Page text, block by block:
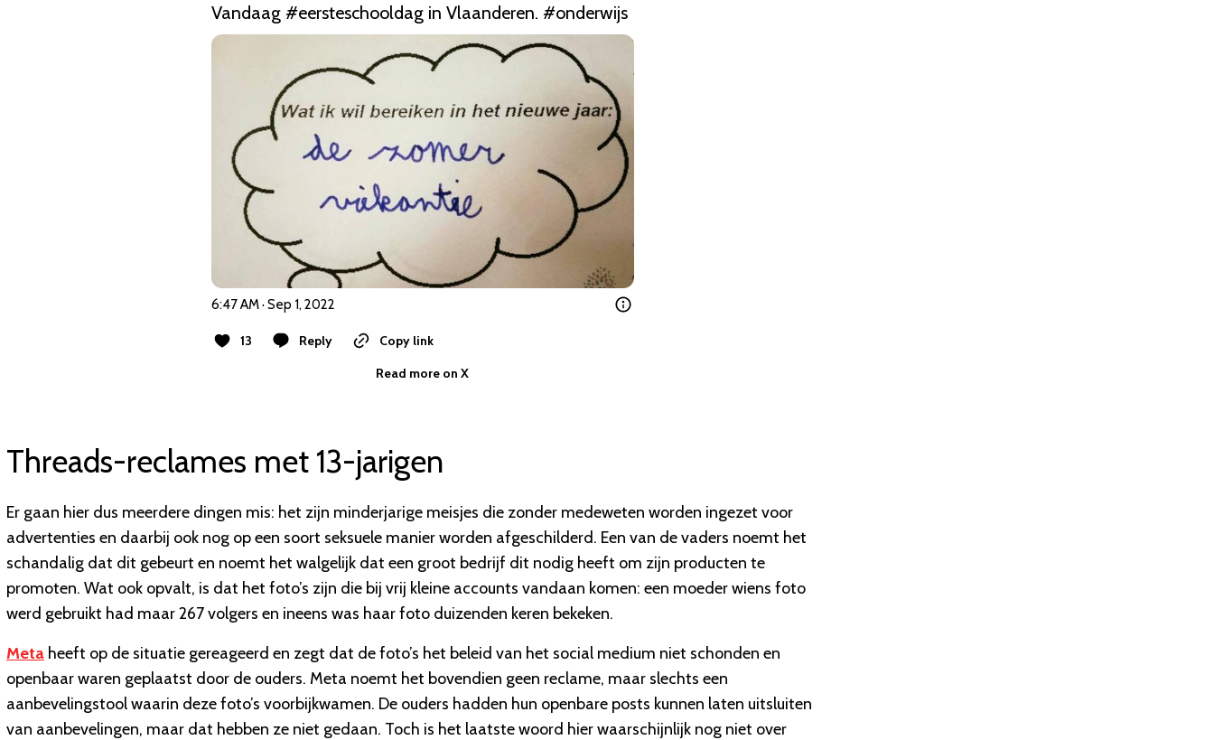
Vandaag #eersteschooldag in Vlaanderen. #onderwijs
6:47 AM · Sep 1, 2022
13 Reply
Copy link
Read more on X
Threads-reclames met 13-jarigen
Er gaan hier dus meerdere dingen mis: het zijn minderjarige meisjes die zonder medeweten worden ingezet voor
advertenties en daarbij ook nog op een soort seksuele manier worden afgeschilderd. Een van de vaders noemt het
schandalig dat dit gebeurt en noemt het walgelijk dat een groot bedrijf dit nodig heeft om zijn producten te
promoten. Wat ook opvalt, is dat het foto’s zijn die bij vrij kleine accounts vandaan komen: een moeder wiens foto
werd gebruikt had maar 267 volgers en ineens was haar foto duizenden keren bekeken.
Meta heeft op de situatie gereageerd en zegt dat de foto’s het beleid van het social medium niet schonden en
openbaar waren geplaatst door de ouders. Meta noemt het bovendien geen reclame, maar slechts een
aanbevelingstool waarin deze foto’s voorbijkwamen. De ouders hadden hun openbare posts kunnen laten uitsluiten
van aanbevelingen, maar dat hebben ze niet gedaan. Toch is het laatste woord hier waarschijnlijk nog niet over